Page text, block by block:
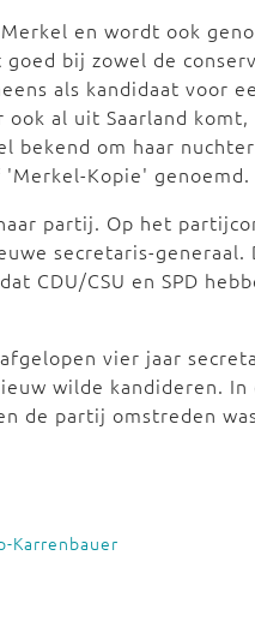
en wordt ook
bij zowel de
als kandidaat voor
al uit Saarland
bekend om haar
Kopie' genoemd.
partij. Op het
secretaris-generaal.
CDU/CSU en SPD
vier jaar
wilde kandideren.
de partij omstreden
Karrenbauer